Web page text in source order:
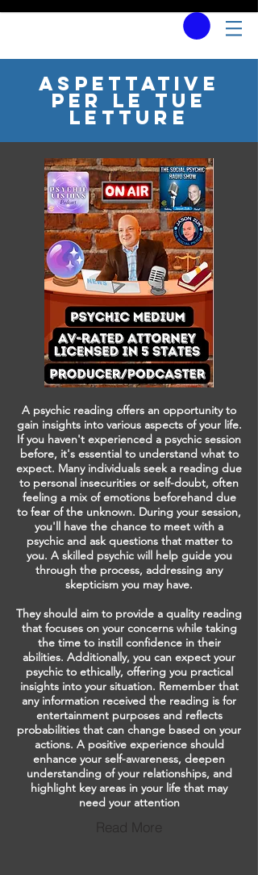
Aspettative
per le tue
letture
A psychic reading offers an opportunity to
gain insights into various aspects of your life.
If you haven't experienced a psychic session
before, it's essential to understand what to
expect. Many individuals seek a reading due
to personal insecurities or self-doubt, often
feeling a mix of emotions beforehand due
to fear of the unknown. During your session,
you'll have the chance to meet with a
psychic and ask questions that matter to
you. A skilled psychic will help guide you
through the process, addressing any
skepticism you may have.
They should aim to provide a quality reading
that focuses on your concerns while taking
the time to instill confidence in their
abilities. Additionally, you can expect your
psychic to ethically, offering you practical
insights into your situation. Remember that
any information received the reading is for
entertainment purposes and reflects
probabilities that can change based on your
actions. A positive experience should
enhance your self-awareness, deepen
understanding of your relationships, and
highlight key areas in your life that may
need your attention
Read More